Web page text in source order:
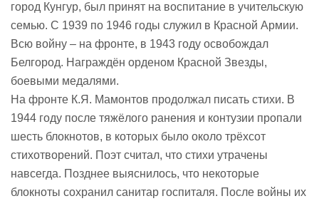
город Кунгур, был принят на воспитание в учительскую
семью. С 1939 по 1946 годы служил в Красной Армии.
Всю войну – на фронте, в 1943 году освобождал
Белгород. Награждён орденом Красной Звезды,
боевыми медалями.
На фронте К.Я. Мамонтов продолжал писать стихи. В
1944 году после тяжёлого ранения и контузии пропали
шесть блокнотов, в которых было около трёхсот
стихотворений. Поэт считал, что стихи утрачены
навсегда. Позднее выяснилось, что некоторые
блокноты сохранил санитар госпиталя. После войны их